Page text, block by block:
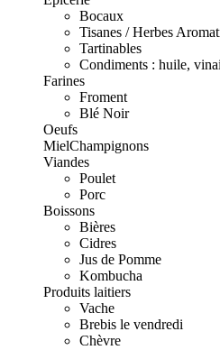
Bocaux
Tisanes / Herbes
Tartinables
Condiments : huile,
Farines
Froment
Blé Noir
Oeufs
MielChampignons
Viandes
Poulet
Porc
Boissons
Bières
Cidres
Jus de Pomme
Kombucha
Produits laitiers
Vache
Brebis le vendredi
Chèvre